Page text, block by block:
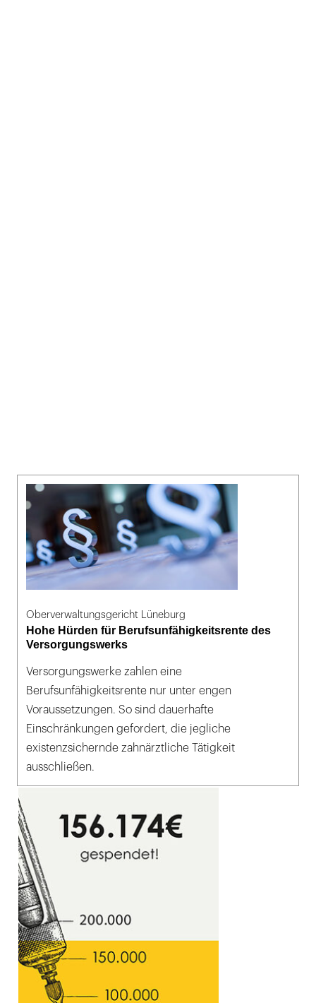
Oberverwaltungsgericht Lüneburg
Hohe Hürden für Berufsunfähigkeitsrente des
Versorgungswerks
Versorgungswerke zahlen eine
Berufsunfähigkeitsrente nur unter engen
Voraussetzungen. So sind dauerhafte
Einschränkungen gefordert, die jegliche
existenzsichernde zahnärztliche Tätigkeit
ausschließen.